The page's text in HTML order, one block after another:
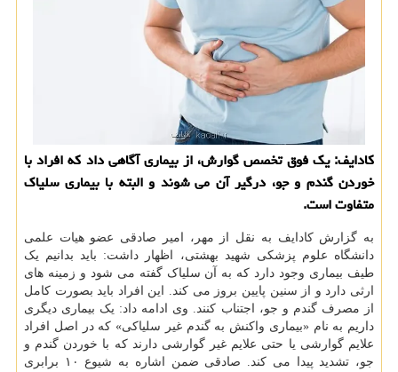
کادایف: یک فوق تخصص گوارش، از بیماری آگاهی داد که افراد با
خوردن گندم و جو، درگیر آن می شوند و البته با بیماری سلیاک
متفاوت است.
به گزارش کادایف به نقل از مهر، امیر صادقی عضو هیات علمی
دانشگاه علوم پزشکی شهید بهشتی، اظهار داشت: باید بدانیم یک
طیف بیماری وجود دارد که به آن سلیاک گفته می شود و زمینه های
ارثی دارد و از سنین پایین بروز می کند. این افراد باید بصورت کامل
از مصرف گندم و جو، اجتناب کنند. وی ادامه داد: یک بیماری دیگری
داریم به نام «بیماری واکنش به گندم غیر سلیاکی» که در اصل افراد
علایم گوارشی یا حتی علایم غیر گوارشی دارند که با خوردن گندم و
جو، تشدید پیدا می کند. صادقی ضمن اشاره به شیوع ۱۰ برابری